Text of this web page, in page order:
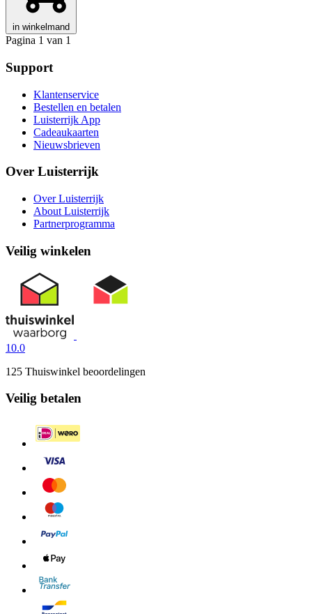
in winkelmand
Pagina 1 van 1
Support
Klantenservice
Bestellen en betalen
Luisterrijk App
Cadeaukaarten
Nieuwsbrieven
Over Luisterrijk
Over Luisterrijk
About Luisterrijk
Partnerprogramma
Veilig winkelen
10.0
125 Thuiswinkel beoordelingen
Veilig betalen